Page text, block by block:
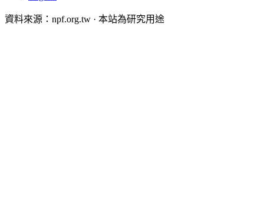
資料來源：npf.org.tw · 本站為研究用途